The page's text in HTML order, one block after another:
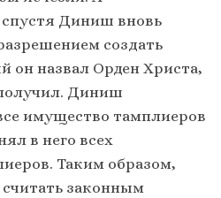
Диниш вновь
создать
он назвал Орден Христа,
Диниш
имущество тамплиеров
в него всех
Таким образом,
законным